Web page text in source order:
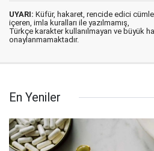
UYARI: Küfür, hakaret, rencide edici
içeren, imla kuralları ile yazılmamış,
Türkçe karakter kullanılmayan ve büyük
onaylanmamaktadır.
En Yeniler